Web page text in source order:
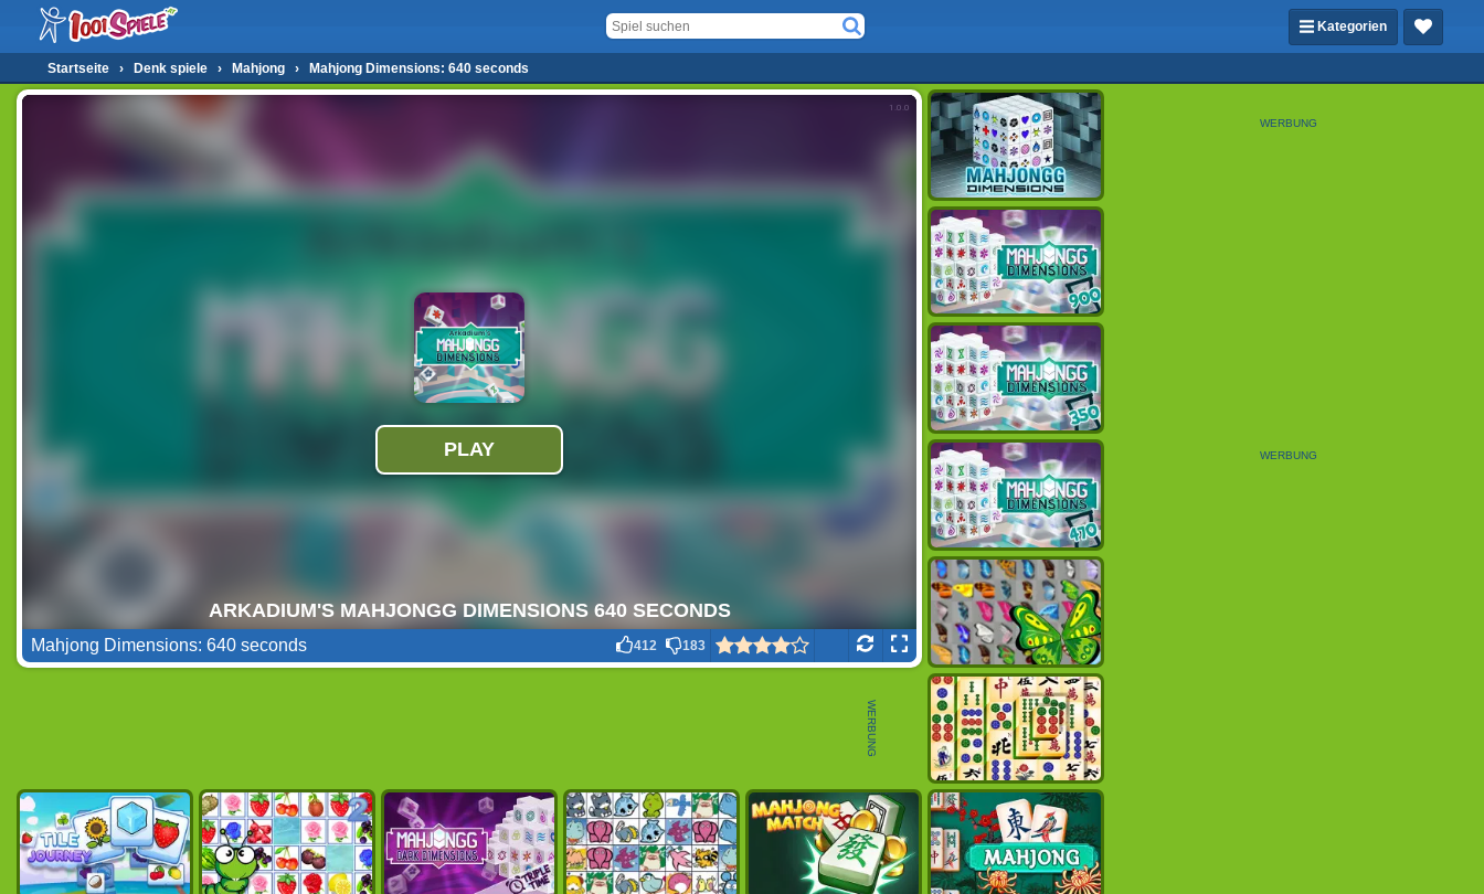
Kategorien
Startseite › Denk spiele › Mahjong › Mahjong Dimensions: 640 seconds
Mahjong Dimensions: 640 seconds 412 183